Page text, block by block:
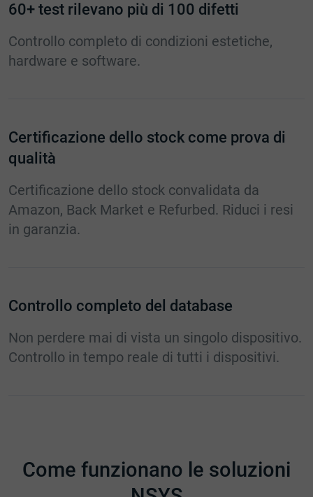
60+ test rilevano più di 100 difetti
Controllo completo di condizioni estetiche,
hardware e software.
Certificazione dello stock come prova di
qualità
Certificazione dello stock convalidata da
Amazon, Back Market e Refurbed. Riduci i resi
in garanzia.
Controllo completo del database
Non perdere mai di vista un singolo dispositivo.
Controllo in tempo reale di tutti i dispositivi.
Come funzionano le soluzioni